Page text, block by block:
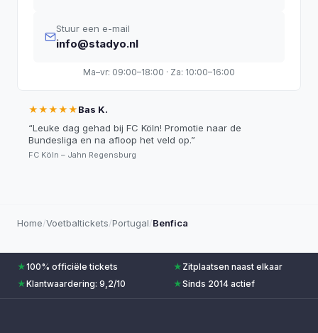
Stuur een e-mail
info@stadyo.nl
Ma–vr: 09:00–18:00 · Za: 10:00–16:00
★★★★★Bas K.
“Leuke dag gehad bij FC Köln! Promotie naar de
Bundesliga en na afloop het veld op.”
FC Köln – Jahn Regensburg
Home/Voetbaltickets/Portugal/Benfica
★100% officiële tickets ★ Zitplaatsen naast elkaar
★Klantwaardering: 9,2/10 ★Sinds 2014 actief